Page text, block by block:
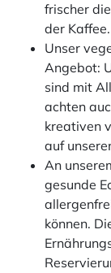
frischer
der Kaffee.
Unser
Angebot:
sind mit
achten
kreativen
auf
An
gesunde
können.